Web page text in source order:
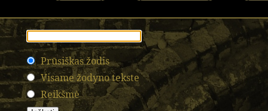
Prūsiškas žodis
Visame žodyno tekste
Reikšmė